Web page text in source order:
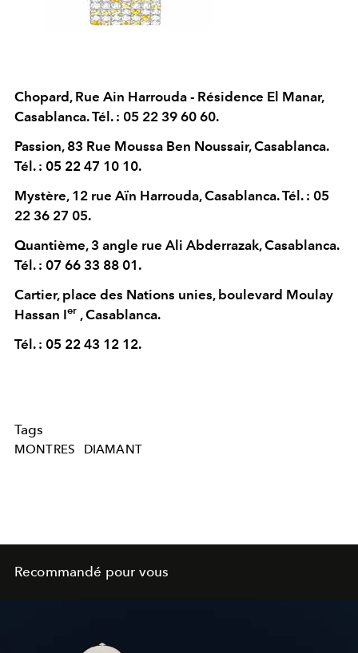
Chopard, Rue Ain Harrouda - Résidence El Manar,
Casablanca. Tél. : 05 22 39 60 60.
Passion, 83 Rue Moussa Ben Noussair, Casablanca.
Tél. : 05 22 47 10 10.
Mystère, 12 rue Aïn Harrouda, Casablanca. Tél. : 05
22 36 27 05.
Quantième, 3 angle rue Ali Abderrazak, Casablanca.
Tél. : 07 66 33 88 01.
Cartier, place des Nations unies, boulevard Moulay
Hassan Ier , Casablanca.
Tél. : 05 22 43 12 12.
Tags
MONTRES DIAMANT
Recommandé pour vous